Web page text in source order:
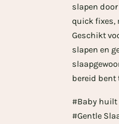
slapen door
quick fixes,
Geschikt
slapen en
bereid bent
#Baby huilt
#Gentle